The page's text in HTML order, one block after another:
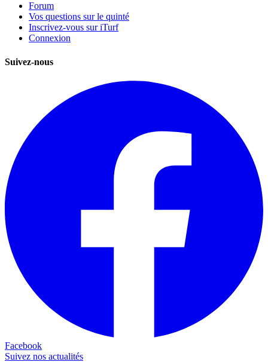
Forum
Vos questions sur le quinté
Inscrivez-vous sur iTurf
Connexion
Suivez-nous
Facebook
Suivez nos actualités